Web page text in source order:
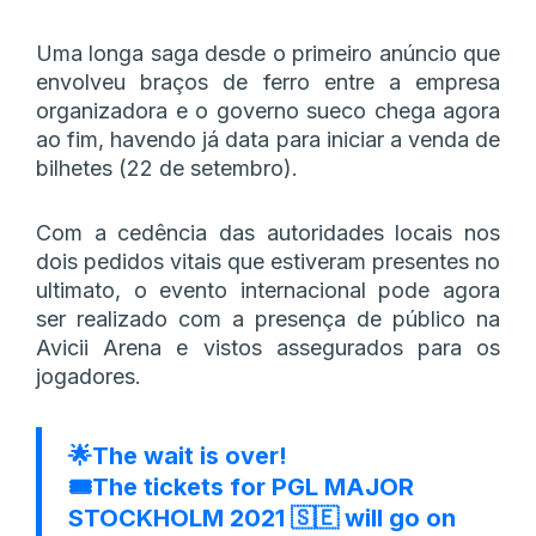
Uma longa saga desde o primeiro anúncio que
envolveu braços de ferro entre a empresa
organizadora e o governo sueco chega agora
ao fim, havendo já data para iniciar a venda de
bilhetes (22 de setembro).
Com a cedência das autoridades locais nos
dois pedidos vitais que estiveram presentes no
ultimato, o evento internacional pode agora
ser realizado com a presença de público na
Avicii Arena e vistos assegurados para os
jogadores.
🌟The wait is over!
🎟️The tickets for PGL MAJOR
STOCKHOLM 2021 🇸🇪 will go on